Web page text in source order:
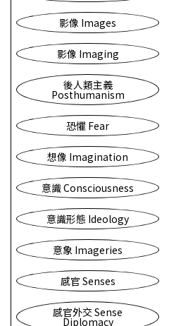
影像 Images
影像 Imaging
後人類主義
Posthumanism
恐懼 Fear
想像 Imagination
意識 Consciousness
意識形態 Ideology
意象 Imageries
感官 Senses
感官外交 Sense
Diplomacy